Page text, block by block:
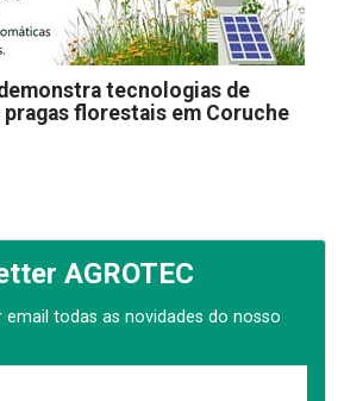
tecnologias de
florestais em Coruche
AGROTEC
email todas as novidades do nosso